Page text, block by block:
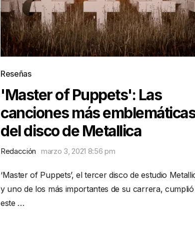
Reseñas
'Master of Puppets': Las
canciones más emblemáticas
del disco de Metallica
Redacción marzo 3, 2021 8:56 pm
‘Master of Puppets’, el tercer disco de estudio
y uno de los más importantes de su carrera, cumplió
este …